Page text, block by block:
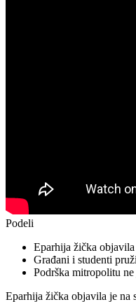
Podeli
Eparhija žička
Građani i studenti
Podrška mitropolitu
Eparhija žička objavila je na